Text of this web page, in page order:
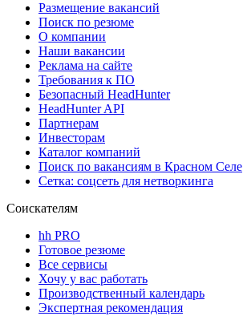
Размещение вакансий
Поиск по резюме
О компании
Наши вакансии
Реклама на сайте
Требования к ПО
Безопасный HeadHunter
HeadHunter API
Партнерам
Инвесторам
Каталог компаний
Поиск по вакансиям в Красном Селе
Сетка: соцсеть для нетворкинга
Соискателям
hh PRO
Готовое резюме
Все сервисы
Хочу у вас работать
Производственный календарь
Экспертная рекомендация